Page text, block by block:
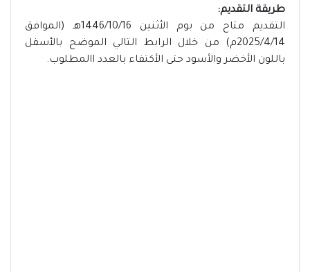
طريقة التقديم:
التقديم متاح من بوم الأثنين 1446/10/16هـ (الموافق
2025/4/14م) من خلال الرابط التالي الموضح بالأسفل
باللون الأخضر والأسود حتى الأكتفاء بالعدد االمطلوب.